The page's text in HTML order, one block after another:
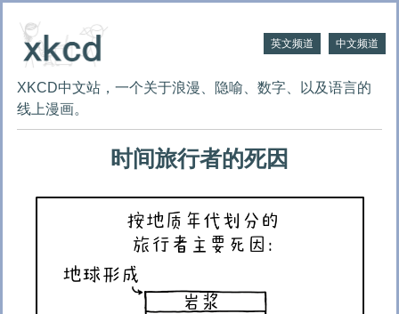
英文频道 中文频道
XKCD中文站，一个关于浪漫、隐喻、数字、以及语言的
线上漫画。
时间旅行者的死因